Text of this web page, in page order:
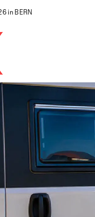
in BERN